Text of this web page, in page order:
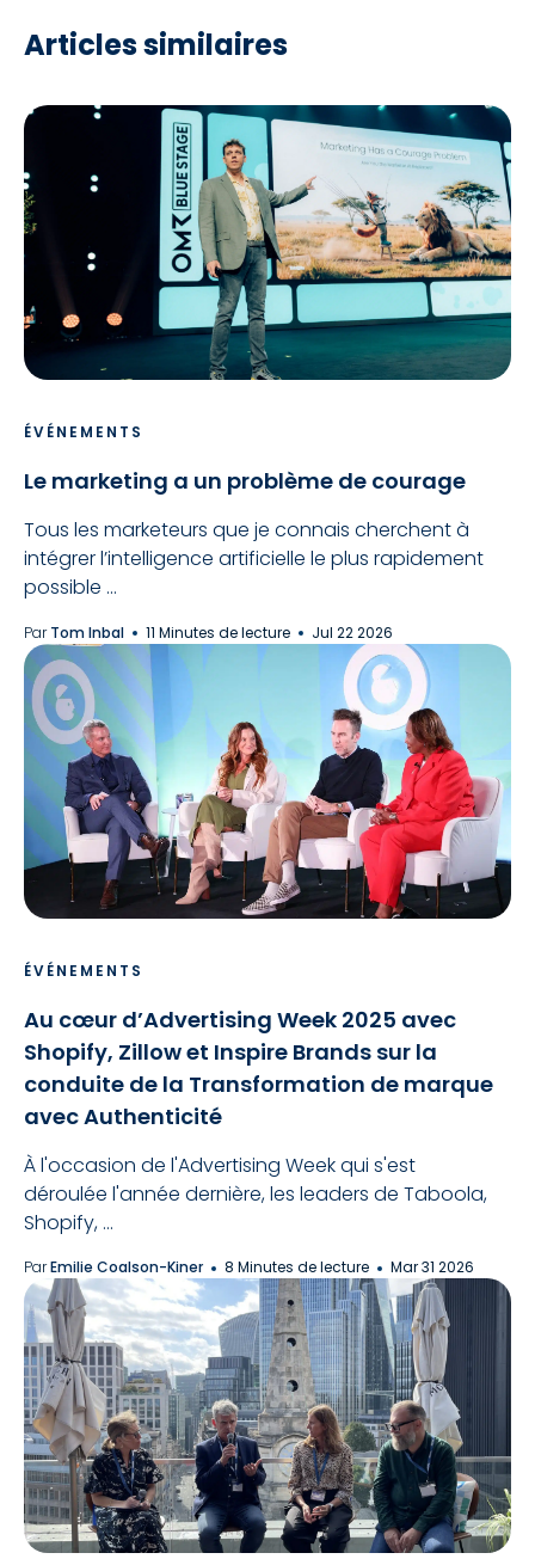
Articles similaires
ÉVÉNEMENTS
Le marketing a un problème de courage
Tous les marketeurs que je connais cherchent à
intégrer l’intelligence artificielle le plus rapidement
possible ...
ParTom Inbal 11 Minutes de lecture Jul 22 2026
ÉVÉNEMENTS
Au cœur d’Advertising Week 2025 avec
Shopify, Zillow et Inspire Brands sur la
conduite de la Transformation de marque
avec Authenticité
À l'occasion de l'Advertising Week qui s'est
déroulée l'année dernière, les leaders de Taboola,
Shopify, ...
ParEmilie Coalson-Kiner 8 Minutes de lecture Mar 31 2026